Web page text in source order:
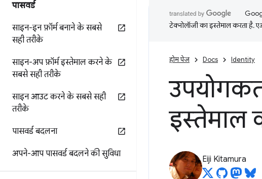
पासवर्ड
साइन-इन फ़ॉर्म बनाने के सबसे
सही तरीके
साइन-अप फ़ॉर्म इस्तेमाल करने के
सबसे सही तरीके
साइन आउट करने के सबसे सही
तरीके
पासवर्ड बदलना
अपने-आप पासवर्ड बदलने की सुविधा
टेक्नोलॉजी का इस्तेमाल करता है.
होम पेज Docs Identity
इस्तेमाल
Eiji Kitamura